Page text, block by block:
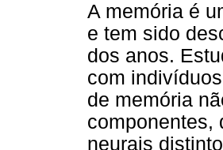
A memória é
e tem sido
dos anos.
com
de memória
componentes,
neurais